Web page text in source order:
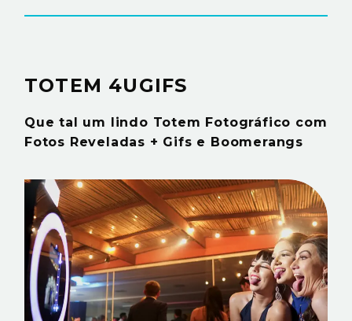
TOTEM 4UGIFS
Que tal um lindo Totem Fotográfico com
Fotos Reveladas + Gifs e Boomerangs